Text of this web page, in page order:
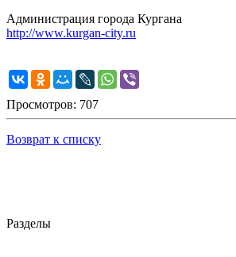
Администрация города Кургана
http://www.kurgan-city.ru
Просмотров: 707
Возврат к списку
Разделы